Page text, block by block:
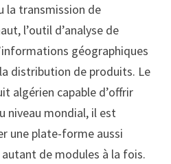
la transmission de
l’outil d’analyse de
géographiques
distribution de produits. Le
algérien capable d’offrir
niveau mondial, il est
une plate-forme aussi
de modules à la fois.